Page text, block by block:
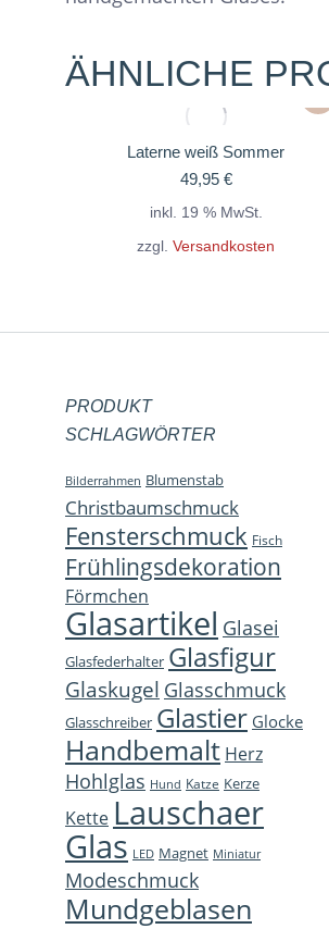
ÄHNLICHE
Laterne weiß Sommer
49,95 €
inkl. 19 % MwSt.
zzgl. Versandkosten
PRODUKT
SCHLAGWÖRTER
Bilderrahmen Blumenstab
Christbaumschmuck
Fensterschmuck Fisch
Frühlingsdekoration
Förmchen
Glasartikel Glasei
Glasfederhalter Glasfigur
Glaskugel Glasschmuck
Glasschreiber Glastier Glocke
Handbemalt Herz
Hohlglas Hund Katze Kerze
Kette Lauschaer
Glas LED Magnet Miniatur
Modeschmuck
Mundgeblasen